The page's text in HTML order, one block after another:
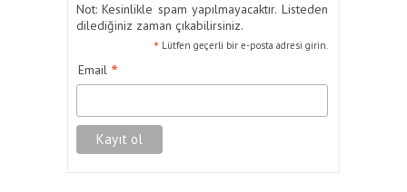
Not: Kesinlikle spam yapılmayacaktır. Listeden
dilediğiniz zaman çıkabilirsiniz.
* Lütfen geçerli bir e-posta adresi girin.
Email *